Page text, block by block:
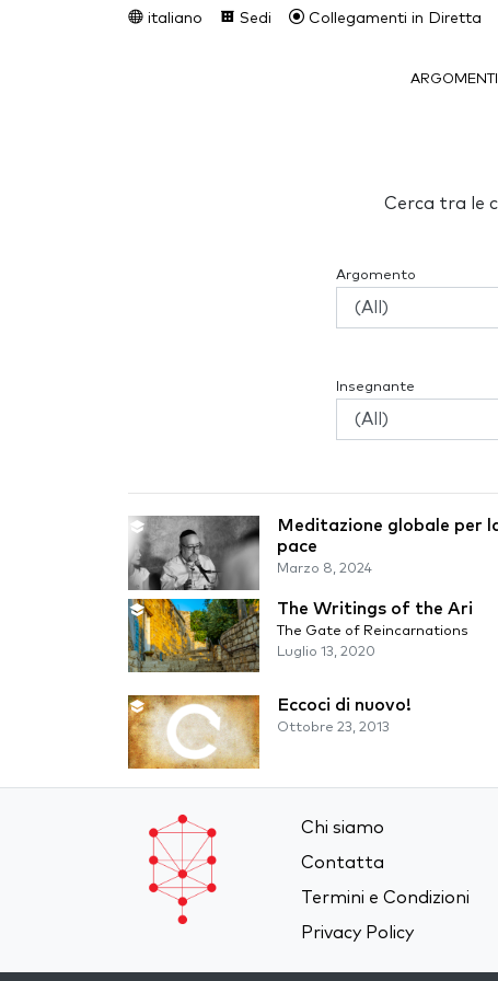
italiano Sedi Collegamenti in Diretta
ARGOMENTI
Cerca tra le
Argomento
Insegnante
Meditazione globale per
pace
Marzo 8, 2024
The Writings of the Ari
The Gate of Reincarnations
Luglio 13, 2020
Eccoci di nuovo!
Ottobre 23, 2013
Chi siamo
Contatta
Termini e Condizioni
Privacy Policy